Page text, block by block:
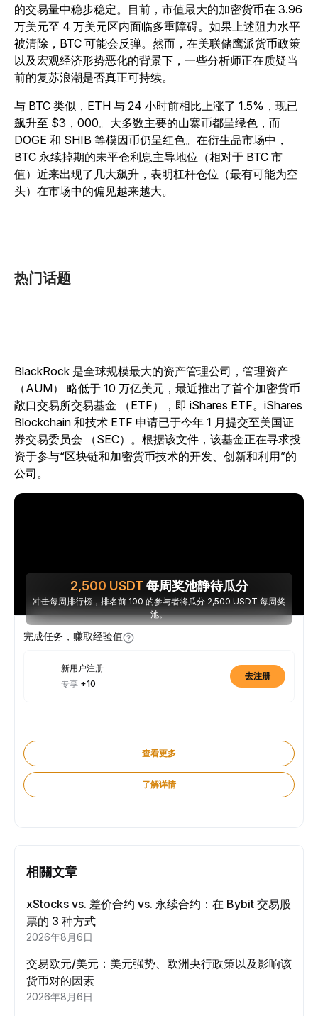
的交易量中稳步稳定。目前，市值最大的加密货币在 3.96
万美元至 4 万美元区内面临多重障碍。如果上述阻力水平
被清除，BTC 可能会反弹。然而，在美联储鹰派货币政策
以及宏观经济形势恶化的背景下，一些分析师正在质疑当
前的复苏浪潮是否真正可持续。
与 BTC 类似，ETH 与 24 小时前相比上涨了 1.5%，现已
飙升至 $3，000。大多数主要的山寨币都呈绿色，而
DOGE 和 SHIB 等模因币仍呈红色。在衍生品市场中，
BTC 永续掉期的未平仓利息主导地位（相对于 BTC 市
值）近来出现了几大飙升，表明杠杆仓位（最有可能为空
头）在市场中的偏见越来越大。
热门话题
BlackRock 是全球规模最大的资产管理公司，管理资产
（AUM） 略低于 10 万亿美元，最近推出了首个加密货币
敞口交易所交易基金 （ETF），即 iShares ETF。iShares
Blockchain 和技术 ETF 申请已于今年 1 月提交至美国证
券交易委员会 （SEC）。根据该文件，该基金正在寻求投
资于参与“区块链和加密货币技术的开发、创新和利用”的
公司。
2,500 USDT 每周奖池静待瓜分
冲击每周排行榜，排名前 100 的参与者将瓜分 2,500 USDT 每周奖
池。
完成任务，赚取经验值
新用户注册
专享 +10
去注册
查看更多
了解详情
相關文章
xStocks vs. 差价合约 vs. 永续合约：在 Bybit 交易股
票的 3 种方式
2026年8月6日
交易欧元/美元：美元强势、欧洲央行政策以及影响该
货币对的因素
2026年8月6日